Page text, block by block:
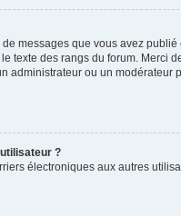
messages que vous avez
texte des rangs du forum. Merci
administrateur ou un
?
électroniques aux autres